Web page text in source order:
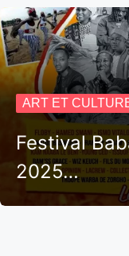
ART ET
Festival
2025…